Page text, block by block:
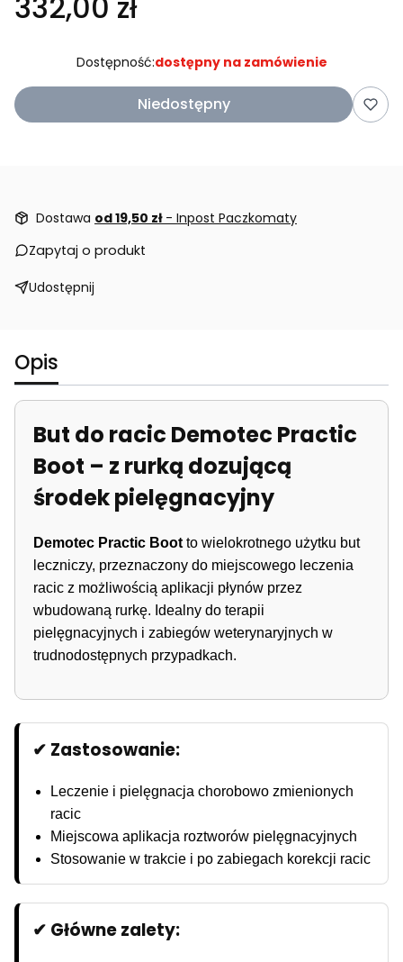
Dostępność:dostępny na zamówienie
Niedostępny
Dostawa od 19,50 zł - Inpost Paczkomaty
Zapytaj o produkt
Udostępnij
Opis
But do racic Demotec Practic
Boot – z rurką dozującą
środek pielęgnacyjny
Demotec Practic Boot to wielokrotnego użytku but
leczniczy, przeznaczony do miejscowego leczenia
racic z możliwością aplikacji płynów przez
wbudowaną rurkę. Idealny do terapii
pielęgnacyjnych i zabiegów weterynaryjnych w
trudnodostępnych przypadkach.
✔ Zastosowanie:
Leczenie i pielęgnacja chorobowo zmienionych
racic
Miejscowa aplikacja roztworów pielęgnacyjnych
Stosowanie w trakcie i po zabiegach korekcji racic
✔ Główne zalety: